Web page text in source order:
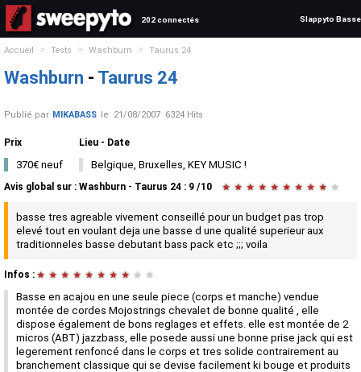
202 connectés Slappyto Basse
Accueil > Tests > Washburn > Taurus 24
Washburn - Taurus 24
Publié par MIKABASS le 21/08/2007 6324 Hits
Prix
370€ neuf
Lieu - Date
Belgique, Bruxelles, KEY MUSIC !
Avis global sur : Washburn - Taurus 24 : 9 /10 ★ ★ ★ ★ ★ ★ ★ ★ ★ ★
basse tres agreable vivement conseillé pour un budget pas trop
elevé tout en voulant deja une basse d une qualité superieur aux
traditionneles basse debutant bass pack etc ;;; voila
Infos : ★ ★ ★ ★ ★ ★ ★ ★ ★ ★
Basse en acajou en une seule piece (corps et manche) vendue
montée de cordes Mojostrings chevalet de bonne qualité , elle
dispose également de bons reglages et effets. elle est montée de 2
micros (ABT) jazzbass, elle posede aussi une bonne prise jack qui est
legerement renfoncé dans le corps et tres solide contrairement au
branchement classique qui se devise facilement ki bouge et produits